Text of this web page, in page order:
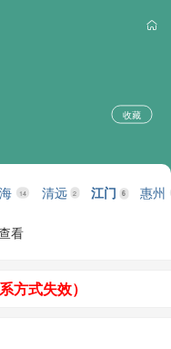
收藏
14 清远 2 江门 6 惠州
看
方式失效）